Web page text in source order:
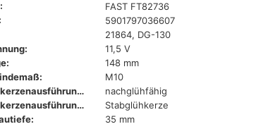
FAST FT82736
5901797036607
21864, DG-130
11,5 V
148 mm
M10
Glühkerzenausführung:
nachglühfähig
Glühkerzenausführung:
Stabglühkerze
35 mm